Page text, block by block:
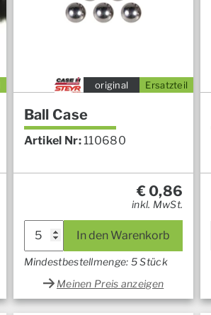
Ersatzteil
original
Ball Case
Artikel Nr: 110680
€0,86
inkl. MwSt.
In den Warenkorb
Mindestbestellmenge: 5 Stück
Meinen Preis anzeigen